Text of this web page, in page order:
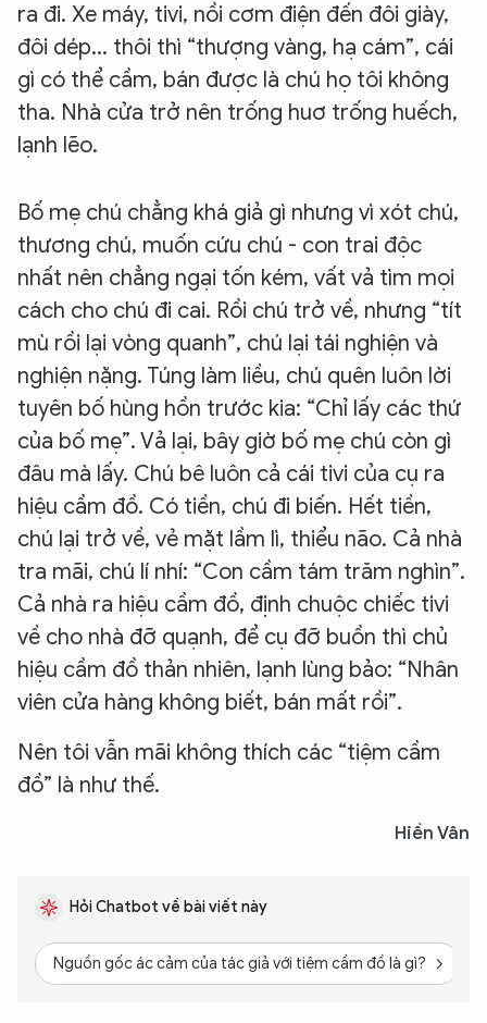
ra đi. Xe máy, tivi, nồi cơm điện đến đôi giày,
đôi dép... thôi thì “thượng vàng, hạ cám”, cái
gì có thể cầm, bán được là chú họ tôi không
tha. Nhà cửa trở nên trống huơ trống huếch,
lạnh lẽo.
Bố mẹ chú chẳng khá giả gì nhưng vì xót chú,
thương chú, muốn cứu chú - con trai độc
nhất nên chẳng ngại tốn kém, vất vả tìm mọi
cách cho chú đi cai. Rồi chú trở về, nhưng “tít
mù rồi lại vòng quanh”, chú lại tái nghiện và
nghiện nặng. Túng làm liều, chú quên luôn lời
tuyên bố hùng hồn trước kia: “Chỉ lấy các thứ
của bố mẹ”. Vả lại, bây giờ bố mẹ chú còn gì
đâu mà lấy. Chú bê luôn cả cái tivi của cụ ra
hiệu cầm đồ. Có tiền, chú đi biến. Hết tiền,
chú lại trở về, vẻ mặt lầm lì, thiểu não. Cả nhà
tra mãi, chú lí nhí: “Con cầm tám trăm nghìn”.
Cả nhà ra hiệu cầm đồ, định chuộc chiếc tivi
về cho nhà đỡ quạnh, để cụ đỡ buồn thì chủ
hiệu cầm đồ thản nhiên, lạnh lùng bảo: “Nhân
viên cửa hàng không biết, bán mất rồi”.
Nên tôi vẫn mãi không thích các “tiệm cầm
đồ” là như thế.
Hiền Vân
Hỏi Chatbot về bài viết này
Nguồn gốc ác cảm của tác giả với tiệm cầm đồ là gì?